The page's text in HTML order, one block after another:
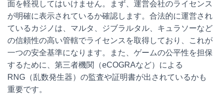
面を軽視してはいけません。まず、運営会社のライセンス
が明確に表示されているか確認します。合法的に運営され
ているカジノは、マルタ、ジブラルタル、キュラソーなど
の信頼性の高い管轄でライセンスを取得しており、これが
一つの安全基準になります。また、ゲームの公平性を担保
するために、第三者機関（eCOGRAなど）による
RNG（乱数発生器）の監査や証明書が出されているかも
重要です。